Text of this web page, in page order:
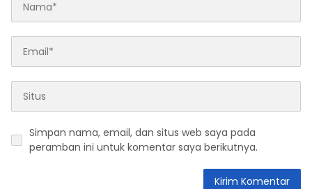
Simpan nama, email, dan situs web saya pada
peramban ini untuk komentar saya berikutnya.